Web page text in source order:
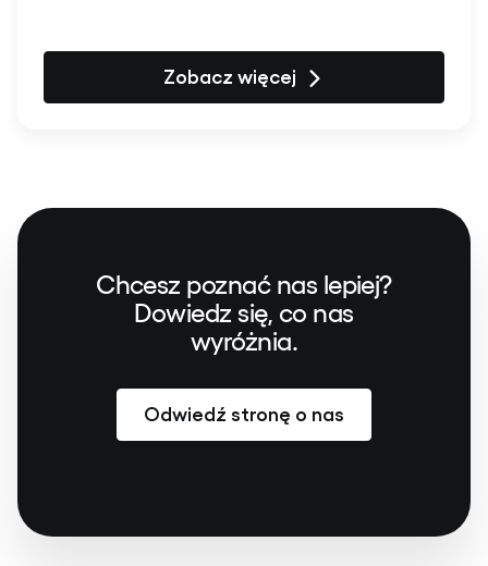
Zobacz więcej
Chcesz poznać nas lepiej?
Dowiedz się, co nas
wyróżnia.
Odwiedź stronę o nas